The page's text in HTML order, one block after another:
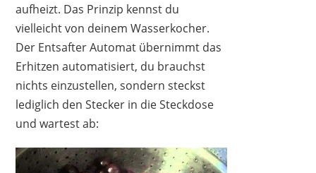
aufheizt. Das Prinzip kennst du
vielleicht von deinem Wasserkocher.
Der Entsafter Automat übernimmt das
Erhitzen automatisiert, du brauchst
nichts einzustellen, sondern steckst
lediglich den Stecker in die Steckdose
und wartest ab: